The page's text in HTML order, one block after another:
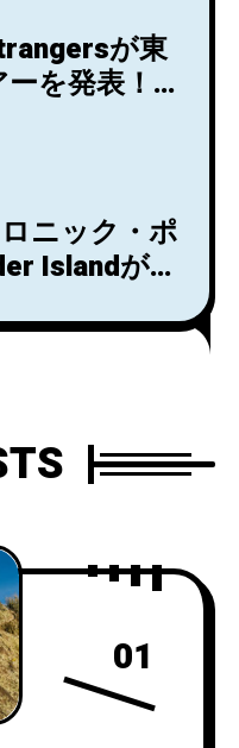
が東
を発表！
ニック・ポ
Islandが、
』
01